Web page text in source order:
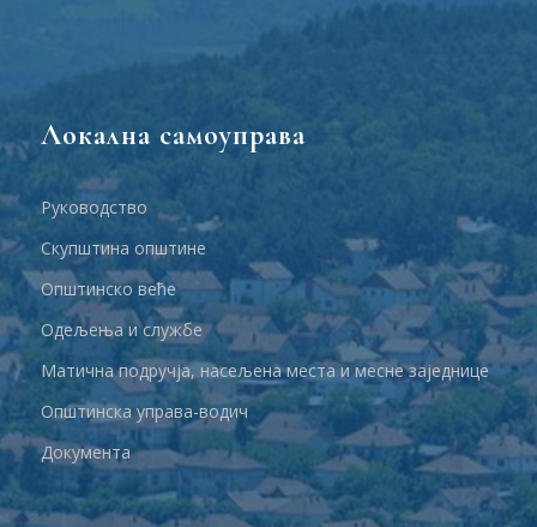
Локална самоуправа
Руководство
Скупштина општине
Општинско веће
Одељења и службе
Матична подручја, насељена места и месне заједнице
Општинска управа-водич
Документа